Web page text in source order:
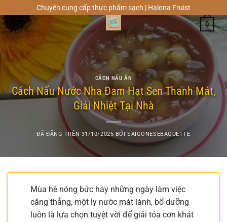
đến
nội
Chuyên cung cấp thực phẩm sạch | Halona Fruist
0
CÁCH NẤU ĂN
Cách Nấu Nước Nha Đam Hạt Sen Thanh Mát,
Giải Nhiệt Tại Nhà
ĐÃ ĐĂNG TRÊN 31/10/2025 BỞISAIGONESEBAGUETTE
Mùa hè nóng bức hay những ngày làm việc
căng thẳng, một ly nước mát lành, bổ dưỡng
luôn là lựa chọn tuyệt vời để giải tỏa cơn khát